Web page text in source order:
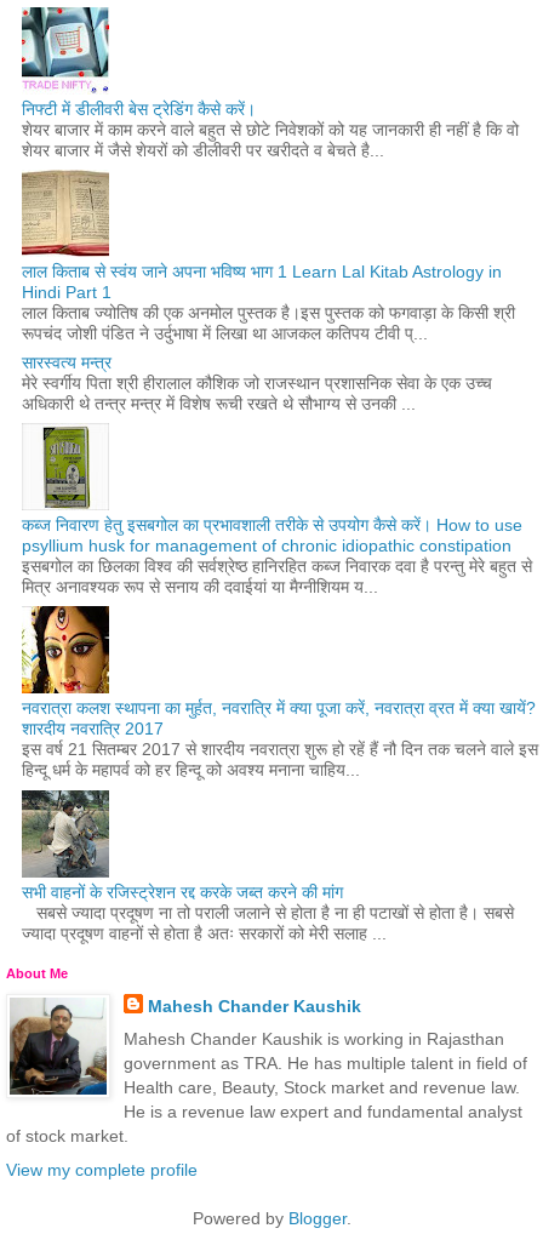
निफ्टी में डीलीवरी बेस ट्रेडिंग कैसे करें।
शेयर बाजार में काम करने वाले बहुत से छोटे निवेशकों को यह जानकारी ही नहीं है कि वो
शेयर बाजार में जैसे शेयरों को डीलीवरी पर खरीदते व बेचते है...
लाल किताब से स्वंय जाने अपना भविष्य भाग 1 Learn Lal Kitab Astrology in
Hindi Part 1
लाल किताब ज्योतिष की एक अनमोल पुस्तक है।इस पुस्तक को फगवाड़ा के किसी श्री
रूपचंद जोशी पंडित ने उर्दुभाषा में लिखा था आजकल कतिपय टीवी प्...
सारस्वत्य मन्त्र
मेरे स्वर्गीय पिता श्री हीरालाल कौशिक जो राजस्थान प्रशासनिक सेवा के एक उच्च
अधिकारी थे तन्त्र मन्त्र में विशेष रूची रखते थे सौभाग्य से उनकी ...
कब्ज निवारण हेतु इसबगोल का प्रभावशाली तरीके से उपयोग कैसे करें। How to use
psyllium husk for management of chronic idiopathic constipation
इसबगोल का छिलका विश्व की सर्वश्रेष्ठ हानिरहित कब्ज निवारक दवा है परन्तु मेरे बहुत से
मित्र अनावश्यक रूप से सनाय की दवाईयां या मैग्नीशियम य...
नवरात्रा कलश स्थापना का मुर्हत, नवरात्रि में क्या पूजा करें, नवरात्रा व्रत में क्या खायें?
शारदीय नवरात्रि 2017
इस वर्ष 21 सितम्बर 2017 से शारदीय नवरात्रा शुरू हो रहें हैं नौ दिन तक चलने वाले इस
हिन्दू धर्म के महापर्व को हर हिन्दू को अवश्य मनाना चाहिय...
सभी वाहनों के रजिस्ट्रेशन रद्द करके जब्त करने की मांग
सबसे ज्यादा प्रदूषण ना तो पराली जलाने से होता है ना ही पटाखों से होता है। सबसे
ज्यादा प्रदूषण वाहनों से होता है अतः सरकारों को मेरी सलाह ...
About Me
Mahesh Chander Kaushik
Mahesh Chander Kaushik is working in Rajasthan
government as TRA. He has multiple talent in field of
Health care, Beauty, Stock market and revenue law.
He is a revenue law expert and fundamental analyst
of stock market.
View my complete profile
Powered by Blogger.